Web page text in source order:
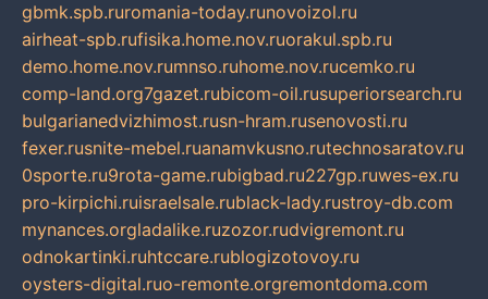
gbmk.spb.ruromania-today.runovoizol.ru
airheat-spb.rufisika.home.nov.ruorakul.spb.ru
demo.home.nov.rumnso.ruhome.nov.rucemko.ru
comp-land.org7gazet.rubicom-oil.rusuperiorsearch.ru
bulgarianedvizhimost.rusn-hram.rusenovosti.ru
fexer.rusnite-mebel.ruanamvkusno.rutechnosaratov.ru
0sporte.ru9rota-game.rubigbad.ru227gp.ruwes-ex.ru
pro-kirpichi.ruisraelsale.rublack-lady.rustroy-db.com
mynances.orgladalike.ruzozor.rudvigremont.ru
odnokartinki.ruhtccare.rublogizotovoy.ru
oysters-digital.ruo-remonte.orgremontdoma.com